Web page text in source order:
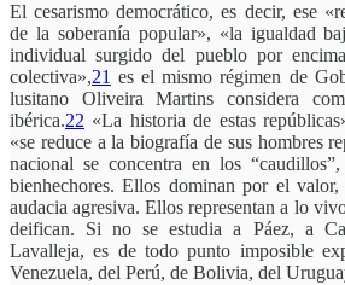
El cesarismo democrático, es decir, ese
de la soberanía popular», «la igualdad
individual surgido del pueblo por
colectiva»,21 es el mismo régimen de
lusitano Oliveira Martins considera
ibérica.22 «La historia de estas
«se reduce a la biografía de sus hombres
nacional se concentra en los
bienhechores. Ellos dominan por el
audacia agresiva. Ellos representan a lo
deifican. Si no se estudia a Páez, a
Lavalleja, es de todo punto imposible
Venezuela, del Perú, de Bolivia, del